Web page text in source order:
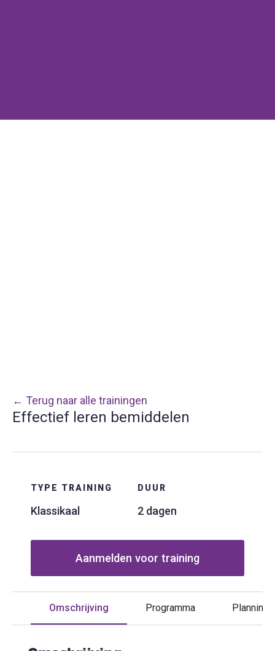
← Terug naar alle trainingen
Effectief leren bemiddelen
TYPE TRAINING
Klassikaal
DUUR
2 dagen
Aanmelden voor training
Omschrijving Programma Planning